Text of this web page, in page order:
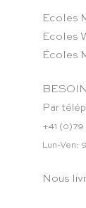
Ecoles
Ecoles
Écoles
Par
+41 (0)79
Lun-Ven:
Nous